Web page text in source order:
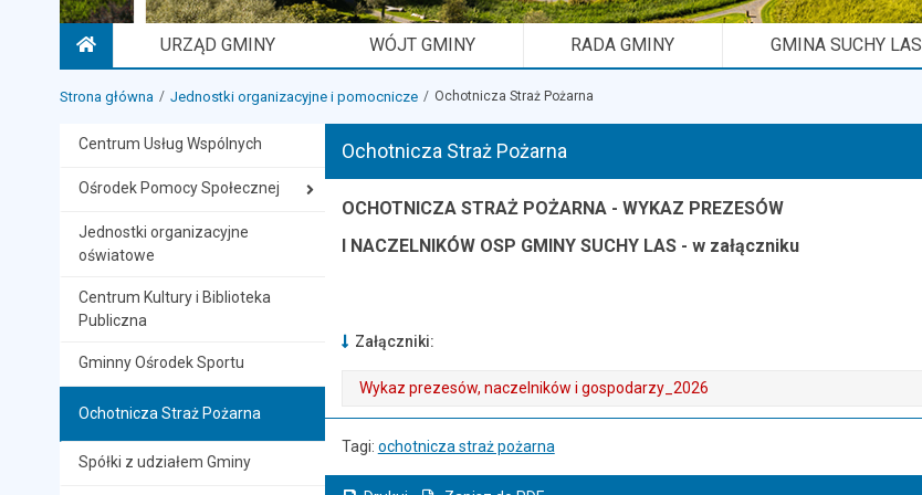
URZĄD GMINY WÓJT GMINY RADA GMINY GMINA SUCHY LAS
Strona główna Jednostki organizacyjne i pomocnicze Ochotnicza Straż Pożarna
Centrum Usług Wspólnych
Ośrodek Pomocy Społecznej
Jednostki organizacyjne
oświatowe
Centrum Kultury i Biblioteka
Publiczna
Gminny Ośrodek Sportu
Ochotnicza Straż Pożarna
Spółki z udziałem Gminy
Ochotnicza Straż Pożarna
OCHOTNICZA STRAŻ POŻARNA - WYKAZ PREZESÓW
I NACZELNIKÓW OSP GMINY SUCHY LAS - w załączniku
Załączniki:
Wykaz prezesów, naczelników i gospodarzy_2026
Tagi: ochotnicza straż pożarna